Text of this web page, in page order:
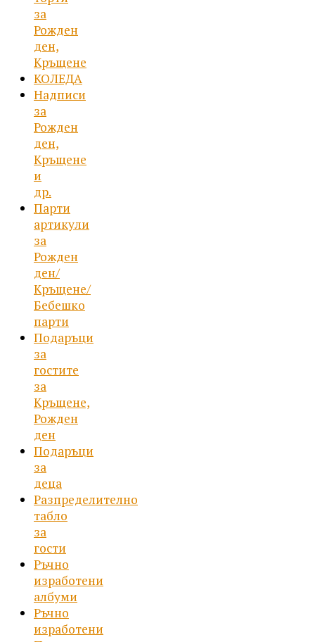
за
Рожден
ден,
Кръщене
КОЛЕДА
Надписи
за
Рожден
ден,
Кръщене
и
др.
Парти
артикули
за
Рожден
ден/
Кръщене/
Бебешко
парти
Подаръци
за
гостите
за
Кръщене,
Рожден
ден
Подаръци
за
деца
Разпределително
табло
за
гости
Ръчно
изработени
албуми
Ръчно
изработени